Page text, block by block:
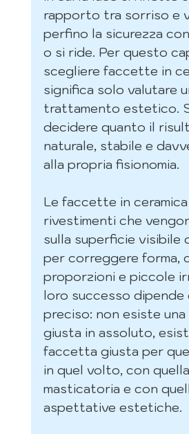
rapporto tra sorriso e
perfino la sicurezza
o si ride. Per questo
scegliere faccette in
significa solo valutare
trattamento estetico.
decidere quanto il
naturale, stabile e
alla propria fisionomia.
Le faccette in
rivestimenti che
sulla superficie visibile
per correggere forma,
proporzioni e piccole
loro successo dipende
preciso: non esiste
giusta in assoluto,
faccetta giusta per
in quel volto, con
masticatoria e con
aspettative estetiche.